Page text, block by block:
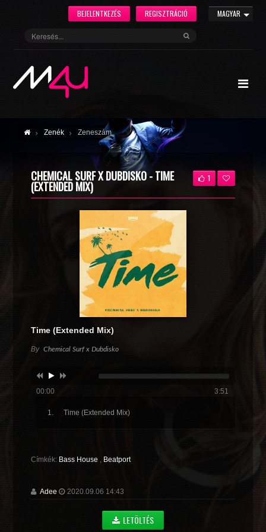
MAGYAR
REGISZTRÁCIÓ
BEJELENTKEZÉS
Zenék Zeneszám
CHEMICAL SURF X DUBDISKO - TIME
(EXTENDED MIX)
1
Time (Extended Mix)
By Chemical Surf x Dubdisko
00:00 3:51
Time (Extended Mix)
Címkék: Bass House , Beatport
Adee 2020.09.06 14:43
LETÖLTÉS